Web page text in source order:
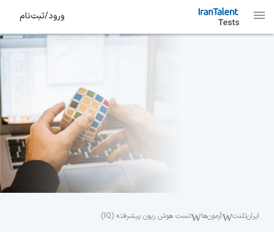
ورود/ثبت‌نام
ایران‌تلنت آزمون‌ها تست هوش ریون پیشرفته (IQ)